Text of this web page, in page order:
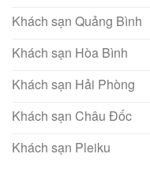
Khách sạn Quảng Bình
Khách sạn Hòa Bình
Khách sạn Hải Phòng
Khách sạn Châu Đốc
Khách sạn Pleiku